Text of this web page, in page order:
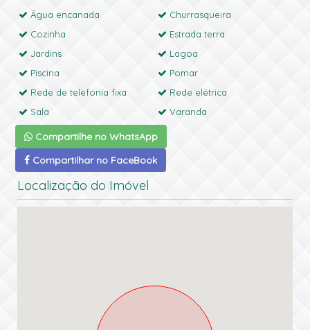
Água encanada
Churrasqueira
Cozinha
Estrada terra
Jardins
Lagoa
Piscina
Pomar
Rede de telefonia fixa
Rede elétrica
Sala
Varanda
Compartilhe no WhatsApp
Compartilhar no FaceBook
Localização do Imóvel